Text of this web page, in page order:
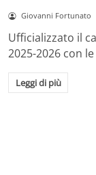
Giovanni Fortunato
Ufficializzato il
2025-2026 con
Leggi di più